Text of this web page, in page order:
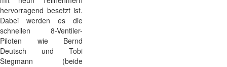
hervorragend besetzt ist.
Dabei werden es die
schnellen 8-Ventiler-
Piloten wie Bernd
Deutsch und Tobi
Stegmann (beide